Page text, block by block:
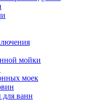
мойки
моек
ванн